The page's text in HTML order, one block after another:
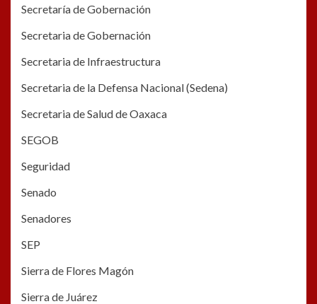
Secretaría de Gobernación
Secretaria de Gobernación
Secretaria de Infraestructura
Secretaria de la Defensa Nacional (Sedena)
Secretaria de Salud de Oaxaca
SEGOB
Seguridad
Senado
Senadores
SEP
Sierra de Flores Magón
Sierra de Juárez